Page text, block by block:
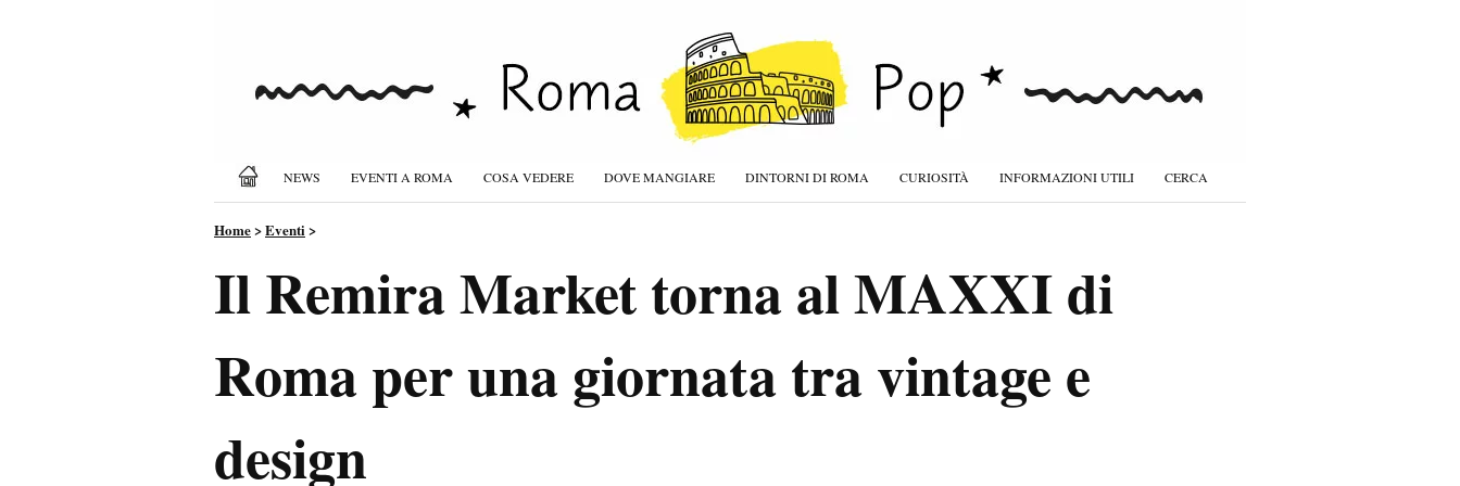
NEWS EVENTI A ROMA COSA VEDERE DOVE MANGIARE DINTORNI DI ROMA CURIOSITÀ INFORMAZIONI UTILI CERCA
Home>Eventi>
Il Remira Market torna al MAXXI di
Roma per una giornata tra vintage e
design